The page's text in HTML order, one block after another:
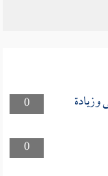
0 وزيادة
0